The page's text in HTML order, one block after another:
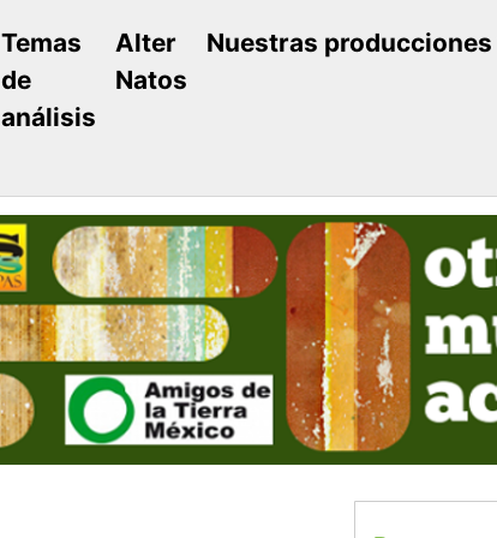
Temas
de
análisis
Alter
Natos
Nuestras producciones